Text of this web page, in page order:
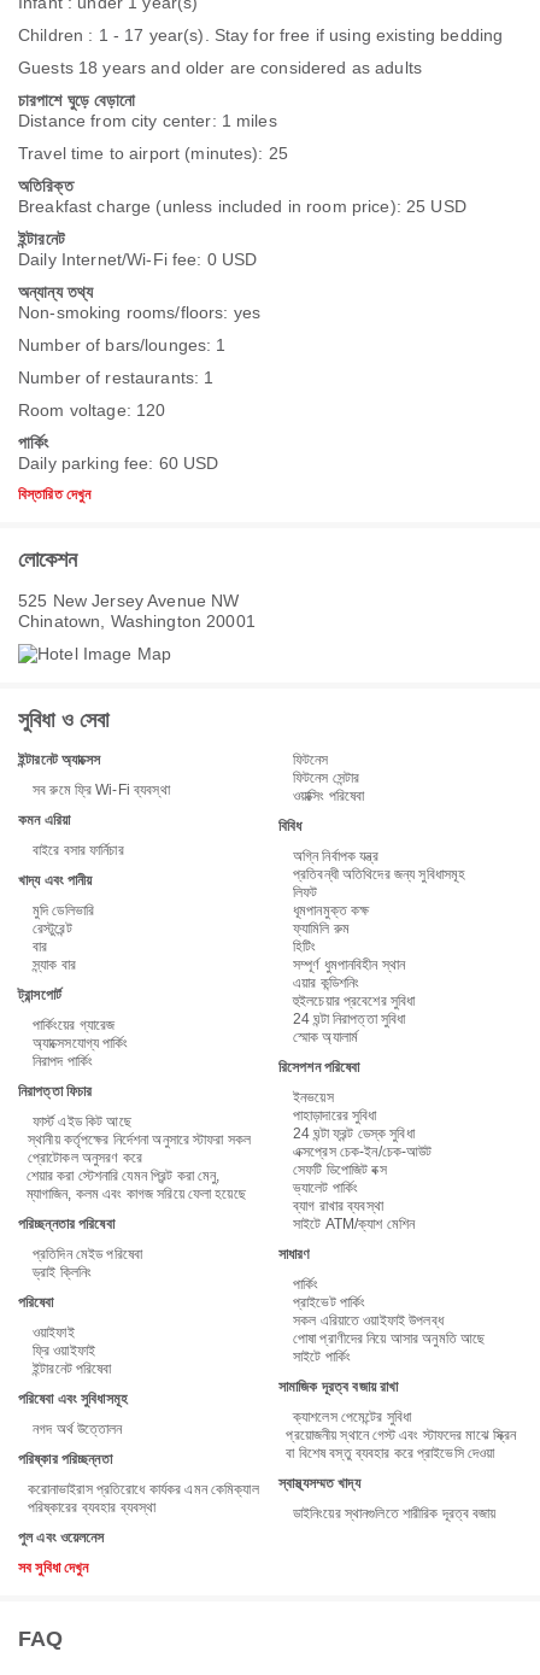
Children : 1 - 17 year(s). Stay for free if using existing bedding
Guests 18 years and older are considered as adults
চারপাশে ঘুড়ে বেড়ানো
Distance from city center: 1 miles
Travel time to airport (minutes): 25
অতিরিক্ত
Breakfast charge (unless included in room price): 25 USD
ইন্টারনেট
Daily Internet/Wi-Fi fee: 0 USD
অন্যান্য তথ্য
Non-smoking rooms/floors: yes
Number of bars/lounges: 1
Number of restaurants: 1
Room voltage: 120
পার্কিং
Daily parking fee: 60 USD
বিস্তারিত দেখুন
লোকেশন
525 New Jersey Avenue NW
Chinatown, Washington 20001
সুবিধা ও সেবা
ইন্টারনেট অ্যাক্সেস
সব রুমে ফ্রি Wi-Fi ব্যবস্থা
কমন এরিয়া
বাইরে বসার ফার্নিচার
খাদ্য এবং পানীয়
মুদি ডেলিভারি
রেস্টুরেন্ট
বার
স্ন্যাক বার
ট্রান্সপোর্ট
পার্কিংয়ের গ্যারেজ
অ্যাক্সেসযোগ্য পার্কিং
নিরাপদ পার্কিং
নিরাপত্তা ফিচার
ফার্স্ট এইড কিট আছে
স্থানীয় কর্তৃপক্ষের নির্দেশনা অনুসারে স্টাফরা সকল
প্রোটোকল অনুসরণ করে
শেয়ার করা স্টেশনারি যেমন প্রিন্ট করা মেনু,
ম্যাগাজিন, কলম এবং কাগজ সরিয়ে ফেলা হয়েছে
পরিচ্ছন্নতার পরিষেবা
প্রতিদিন মেইড পরিষেবা
ড্রাই ক্লিনিং
পরিষেবা
ওয়াইফাই
ফ্রি ওয়াইফাই
ইন্টারনেট পরিষেবা
পরিষেবা এবং সুবিধাসমূহ
নগদ অর্থ উত্তোলন
পরিষ্কার পরিচ্ছন্নতা
করোনাভাইরাস প্রতিরোধে কার্যকর এমন কেমিক্যাল
পরিষ্কারের ব্যবহার ব্যবস্থা
পুল এবং ওয়েলনেস
ফিটনেস
ফিটনেস সেন্টার
ওয়াক্সিং পরিষেবা
বিবিধ
অগ্নি নির্বাপক যন্ত্র
প্রতিবন্ধী অতিথিদের জন্য সুবিধাসমূহ
লিফট
ধূমপানমুক্ত কক্ষ
ফ্যামিলি রুম
হিটিং
সম্পূর্ণ ধুমপানবিহীন স্থান
এয়ার কন্ডিশনিং
হুইলচেয়ার প্রবেশের সুবিধা
24 ঘন্টা নিরাপত্তা সুবিধা
স্মোক অ্যালার্ম
রিসেপশন পরিষেবা
ইনভয়েস
পাহাড়াদারের সুবিধা
24 ঘন্টা ফ্রন্ট ডেস্ক সুবিধা
এক্সপ্রেস চেক-ইন/চেক-আউট
সেফটি ডিপোজিট বক্স
ভ্যালেট পার্কিং
ব্যাগ রাখার ব্যবস্থা
সাইটে ATM/ক্যাশ মেশিন
সাধারণ
পার্কিং
প্রাইভেট পার্কিং
সকল এরিয়াতে ওয়াইফাই উপলব্ধ
পোষা প্রাণীদের নিয়ে আসার অনুমতি আছে
সাইটে পার্কিং
সামাজিক দূরত্ব বজায় রাখা
ক্যাশলেস পেমেন্টের সুবিধা
প্রয়োজনীয় স্থানে গেস্ট এবং স্টাফদের মাঝে স্ক্রিন
বা বিশেষ বস্তু ব্যবহার করে প্রাইভেসি দেওয়া
স্বাস্থ্যসম্মত খাদ্য
ডাইনিংয়ের স্থানগুলিতে শারীরিক দূরত্ব বজায়
সব সুবিধা দেখুন
FAQ